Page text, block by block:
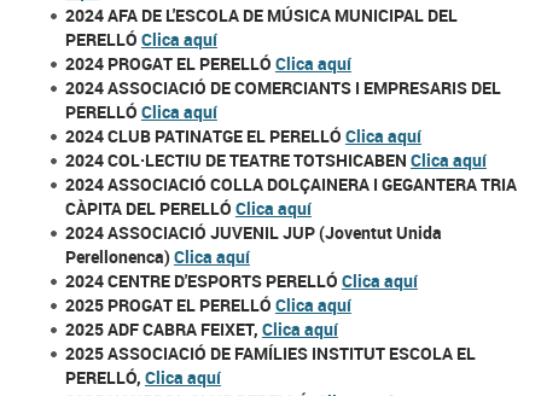
2024 AFA DE L'ESCOLA DE MÚSICA MUNICIPAL DEL
PERELLÓ Clica aquí
2024 PROGAT EL PERELLÓ Clica aquí
2024 ASSOCIACIÓ DE COMERCIANTS I EMPRESARIS DEL
PERELLÓ Clica aquí
2024 CLUB PATINATGE EL PERELLÓ Clica aquí
2024 COL·LECTIU DE TEATRE TOTSHICABEN Clica aquí
2024 ASSOCIACIÓ COLLA DOLÇAINERA I GEGANTERA TRIA
CÀPITA DEL PERELLÓ Clica aquí
2024 ASSOCIACIÓ JUVENIL JUP (Joventut Unida
Perellonenca) Clica aquí
2024 CENTRE D'ESPORTS PERELLÓ Clica aquí
2025 PROGAT EL PERELLÓ Clica aquí
2025 ADF CABRA FEIXET, Clica aquí
2025 ASSOCIACIÓ DE FAMÍLIES INSTITUT ESCOLA EL
PERELLÓ, Clica aquí